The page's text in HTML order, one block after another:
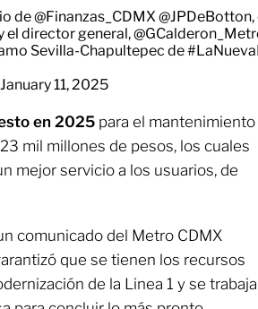
de@Finanzas_CDMX @JPDeBotton
el director general,
Sevilla-Chapultepec de
January 11, 2025
en 2025 para el mantenimiento
mil millones de pesos, los cuales
mejor servicio a los usuarios, de
comunicado del Metro CDMX
que se tienen los recursos
de la Linea 1 y se trabaja